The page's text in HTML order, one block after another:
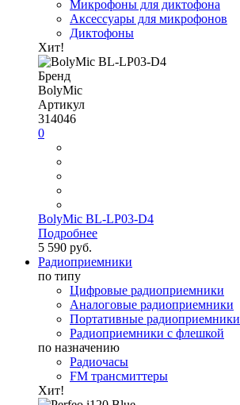
Микрофоны для диктофона
Аксессуары для микрофонов
Диктофоны
Хит!
Бренд
BolyMic
Артикул
314046
0
BolyMic BL-LP03-D4
Подробнее
5 590 руб.
Радиоприемники
по типу
Цифровые радиоприемники
Аналоговые радиоприемники
Портативные радиоприемники
Радиоприемники с флешкой
по назначению
Радиочасы
FM трансмиттеры
Хит!